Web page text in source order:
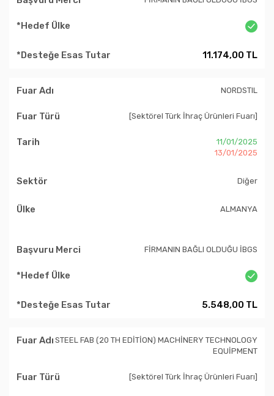
11.174,00 TL
NORDSTIL
[Sektörel Türk İhraç Ürünleri Fuarı]
11/01/2025
13/01/2025
Diğer
ALMANYA
FİRMANIN BAĞLI OLDUĞU İBGS
5.548,00 TL
STEEL FAB (20 TH EDİTİON) MACHİNERY TECHNOLOGY
EQUİPMENT
[Sektörel Türk İhraç Ürünleri Fuarı]